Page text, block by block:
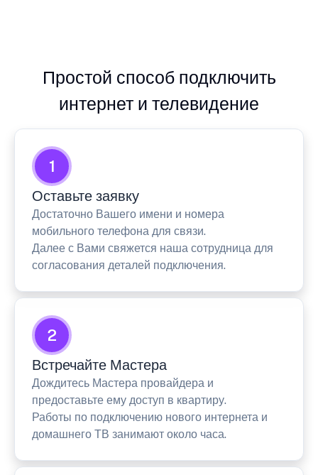
Простой способ подключить
интернет и телевидение
1
Оставьте заявку
Достаточно Вашего имени и номера
мобильного телефона для связи.
Далее с Вами свяжется наша сотрудница для
согласования деталей подключения.
2
Встречайте Мастера
Дождитесь Мастера провайдера и
предоставьте ему доступ в квартиру.
Работы по подключению нового интернета и
домашнего ТВ занимают около часа.